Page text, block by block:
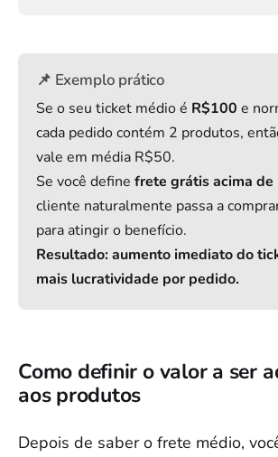
📌 Exemplo prático
Se o seu ticket médio é R$100 e
cada pedido contém 2 produtos,
vale em média R$50.
Se você define frete grátis acima de
cliente naturalmente passa a
para atingir o benefício.
Resultado: aumento imediato do
mais lucratividade por pedido.
Como definir o valor a ser
aos produtos
Depois de saber o frete médio,